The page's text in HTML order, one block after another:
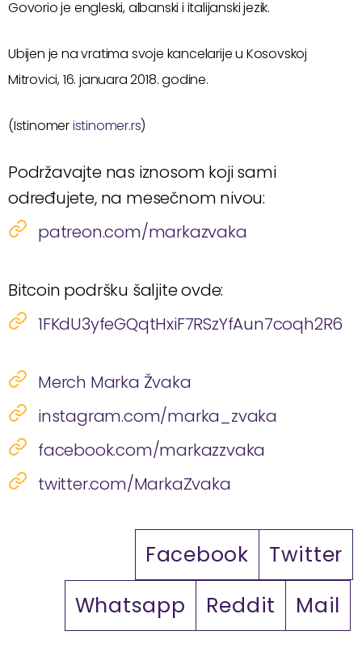
Govorio je engleski, albanski i italijanski jezik.
Ubijen je na vratima svoje kancelarije u Kosovskoj
Mitrovici, 16. januara 2018. godine.
(Istinomeristinomer.rs)
Podržavajte nas iznosom koji sami
određujete, na mesečnom nivou:
patreon.com/markazvaka
Bitcoin podršku šaljite ovde:
1FKdU3yfeGQqtHxiF7RSzYfAun7coqh2R6
Merch Marka Žvaka
instagram.com/marka_zvaka
facebook.com/markazzvaka
twitter.com/MarkaZvaka
Facebook
Twitter
Whatsapp
Reddit Mail